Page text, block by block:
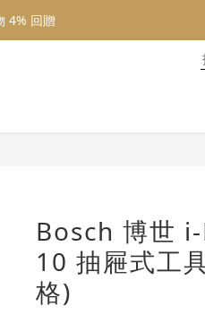
4% 回贈
4% 回贈
Bosch 博世
10 抽屜式工
格)